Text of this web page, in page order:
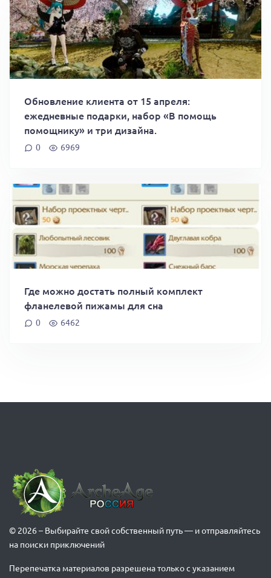
Обновление клиента от 15 апреля:
ежедневные подарки, набор «В помощь
помощнику» и три дизайна.
0 6969
Где можно достать полный комплект
фланелевой пижамы для сна
0 6462
© 2026 – Выбирайте свой собственный путь — и отправляйтесь
на поиски приключений
Перепечатка материалов разрешена только с указанием